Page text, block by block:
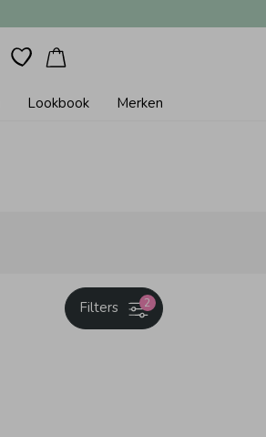
Lookbook Merken
2
Filters